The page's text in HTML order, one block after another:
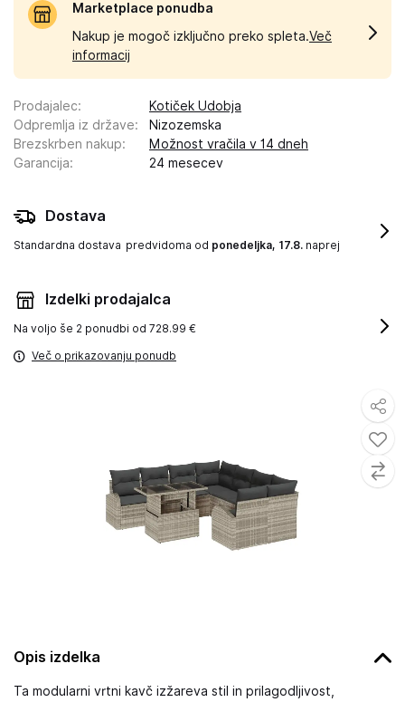
Opis izdelka
Ta modularni vrtni kavč izžareva stil in prilagodljivost,
Marketplace ponudba
Nakup je mogoč izključno preko spleta.Več
informacij
Prodajalec:
Kotiček Udobja
Odpremlja iz države:
Nizozemska
Brezskrben nakup:
Možnost vračila v 14 dneh
Garancija: 24 mesecev
Dostava
Standardna dostava predvidoma od ponedeljka, 17.8. naprej
Izdelki prodajalca
Na voljo še 2 ponudbi od 728.99 €
Več o prikazovanju ponudb